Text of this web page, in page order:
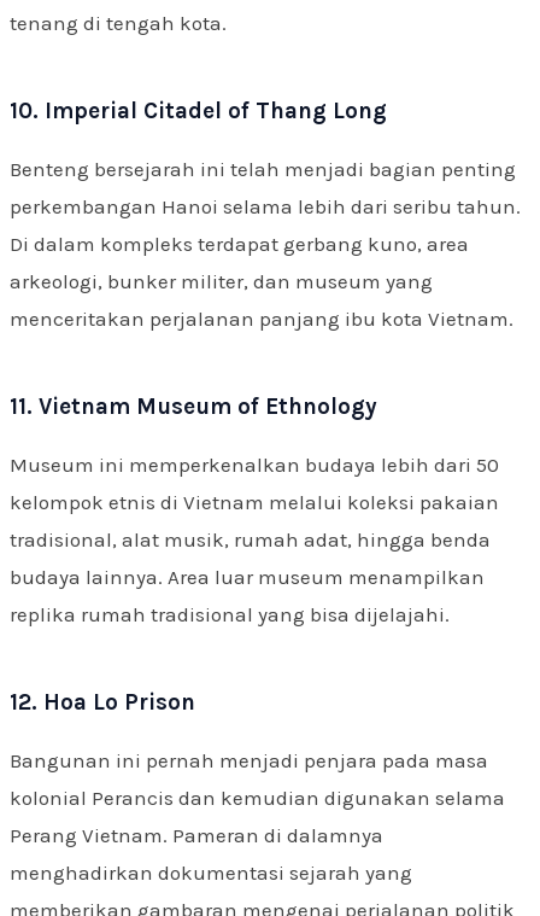
tenang di tengah kota.
10. Imperial Citadel of Thang Long
Benteng bersejarah ini telah menjadi bagian penting
perkembangan Hanoi selama lebih dari seribu tahun.
Di dalam kompleks terdapat gerbang kuno, area
arkeologi, bunker militer, dan museum yang
menceritakan perjalanan panjang ibu kota Vietnam.
11. Vietnam Museum of Ethnology
Museum ini memperkenalkan budaya lebih dari 50
kelompok etnis di Vietnam melalui koleksi pakaian
tradisional, alat musik, rumah adat, hingga benda
budaya lainnya. Area luar museum menampilkan
replika rumah tradisional yang bisa dijelajahi.
12. Hoa Lo Prison
Bangunan ini pernah menjadi penjara pada masa
kolonial Perancis dan kemudian digunakan selama
Perang Vietnam. Pameran di dalamnya
menghadirkan dokumentasi sejarah yang
memberikan gambaran mengenai perjalanan politik